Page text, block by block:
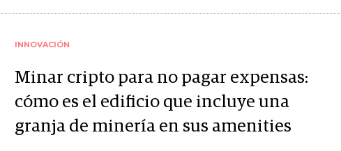
INNOVACIÓN
Minar cripto para no pagar expensas:
cómo es el edificio que incluye una
granja de minería en sus amenities